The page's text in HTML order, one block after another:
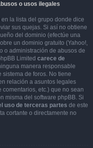
o usos ilegales
la lista del grupo donde dice
sus quejas. Si así no obtiene
del dominio (efectúe una
un dominio gratuito (Yahoo!,
o administración de abusos de
Limited carece de
manera responsable
de foros. No tiene
relación a asuntos legales
etc.) que no sean
misma del software phpBB. Si
uso de terceras partes de este
cortante o directamente no